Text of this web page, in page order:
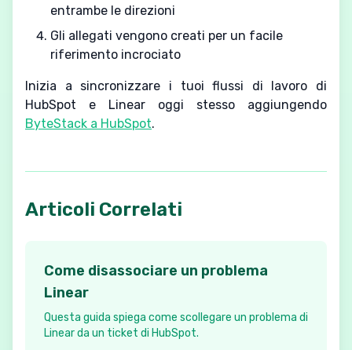
entrambe le direzioni
Gli allegati vengono creati per un facile
riferimento incrociato
Inizia a sincronizzare i tuoi flussi di lavoro di
HubSpot e Linear oggi stesso aggiungendo
ByteStack a HubSpot.
Articoli Correlati
Come disassociare un problema
Linear
Questa guida spiega come scollegare un problema di
Linear da un ticket di HubSpot.